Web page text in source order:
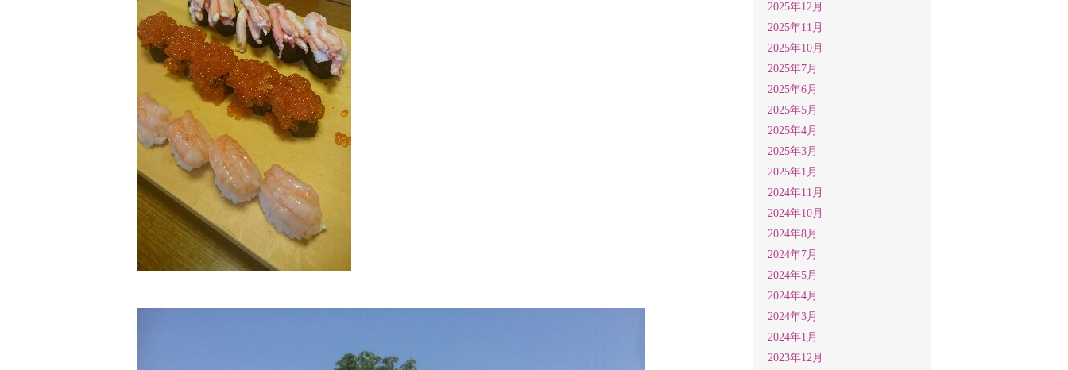
2025年12月
2025年11月
2025年10月
2025年7月
2025年6月
2025年5月
2025年4月
2025年3月
2025年1月
2024年11月
2024年10月
2024年8月
2024年7月
2024年5月
2024年4月
2024年3月
2024年1月
2023年12月